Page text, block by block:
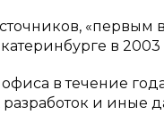
в 2003
в течение
и иные